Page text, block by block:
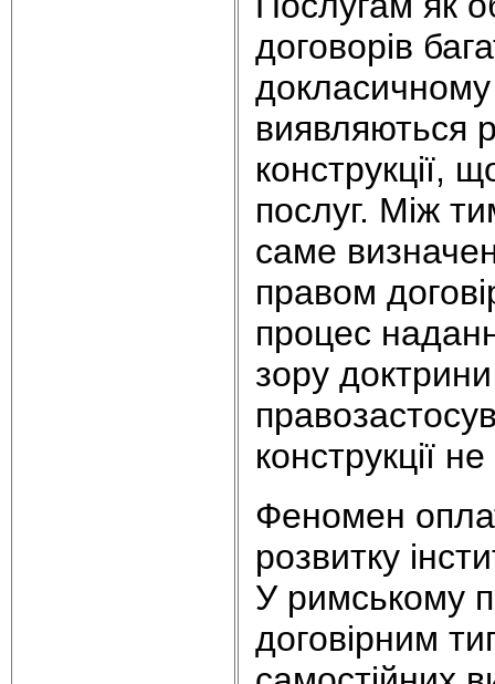
договорів
виявляються
конструкції,
послуг. Між
саме
правом
процес
зору
конструкції
Феномен
розвитку
У римському
договірним